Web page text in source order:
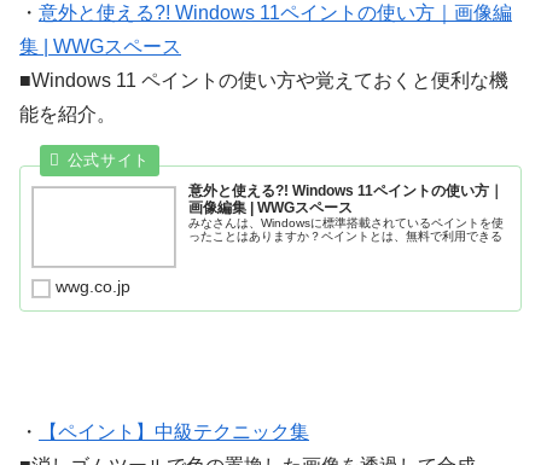
・ 意外と使える?! Windows 11ペイントの使い方｜画像編
集 | WWGスペース
■Windows 11 ペイントの使い方や覚えておくと便利な機
能を紹介。
意外と使える?! Windows 11ペイントの使い方｜
画像編集 | WWGスペース
みなさんは、Windowsに標準搭載されているペイントを使
ったことはありますか？ペイントとは、無料で利用できる
wwg.co.jp
・
【ペイント】中級テクニック集